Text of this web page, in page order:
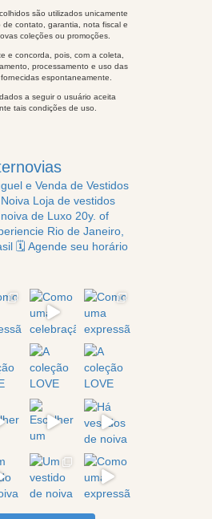
são utilizados unicamente
de contato, garantia, nota fiscal e
coleções ou promoções.
e concorda, pois, com a coleta,
processamento e uso das
espontaneamente.
a seguir o usuário aceita
tais condições de uso.
e Venda de Vestidos
Loja de vestidos
de Luxo20y. of
Rio de Janeiro,
🗓️ Agende seu horário